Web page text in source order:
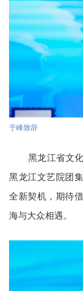
于峰致辞
黑龙江省文
黑龙江文艺院团
全新契机，期待
海与大众相遇。